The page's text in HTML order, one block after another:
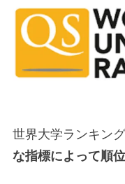
世界大学ランキン
な指標によって順